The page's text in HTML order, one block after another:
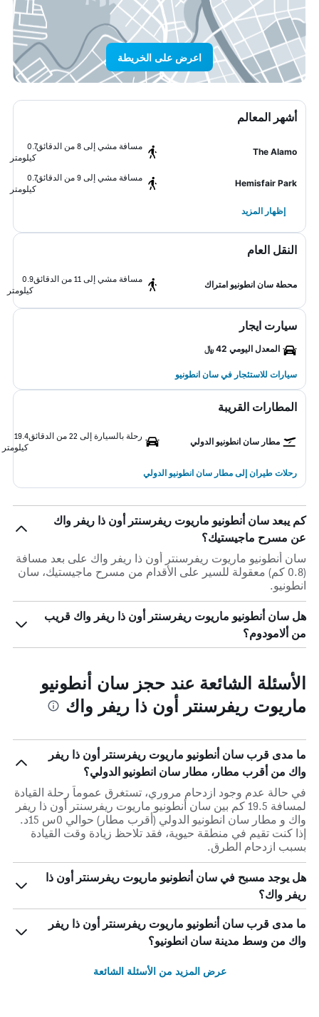
اعرض على الخريطة
أشهر المعالم
The Alamo
مسافة مشي إلى 8 من الدقائق
0.7
كيلومتر
Hemisfair Park
مسافة مشي إلى 9 من الدقائق
0.7
كيلومتر
إظهار المزيد
النقل العام
محطة سان انطونيو امتراك
مسافة مشي إلى 11 من الدقائق
0.9
كيلومتر
سيارت ايجار
المعدل اليومي 42 ﷼
سيارات للاستئجار في سان انطونيو
المطارات القريبة
مطار سان انطونيو الدولي
رحلة بالسيارة إلى 22 من الدقائق
19.4
كيلومتر
رحلات طيران إلى مطار سان انطونيو الدولي
كم يبعد سان أنطونيو ماريوت ريفرسنتر أون ذا ريفر واك
عن مسرح ماجيستيك؟
سان أنطونيو ماريوت ريفرسنتر أون ذا ريفر واك على بعد مسافة
(0.8 كم) معقولة للسير على الأقدام من مسرح ماجيستيك، سان
انطونيو.
هل سان أنطونيو ماريوت ريفرسنتر أون ذا ريفر واك قريب
من ألامودوم؟
الأسئلة الشائعة عند حجز سان أنطونيو
ماريوت ريفرسنتر أون ذا ريفر واك
ما مدى قرب سان أنطونيو ماريوت ريفرسنتر أون ذا ريفر
واك من أقرب مطار، مطار سان انطونيو الدولي؟
في حالة عدم وجود ازدحام مروري، تستغرق عموماً رحلة القيادة
لمسافة 19.5 كم بين سان أنطونيو ماريوت ريفرسنتر أون ذا ريفر
واك و مطار سان انطونيو الدولي (أقرب مطار) حوالي 0س 15د.
إذا كنت تقيم في منطقة حيوية، فقد تلاحظ زيادة وقت القيادة
بسبب ازدحام الطرق.
هل يوجد مسبح في سان أنطونيو ماريوت ريفرسنتر أون ذا
ريفر واك؟
ما مدى قرب سان أنطونيو ماريوت ريفرسنتر أون ذا ريفر
واك من وسط مدينة سان انطونيو؟
عرض المزيد من الأسئلة الشائعة